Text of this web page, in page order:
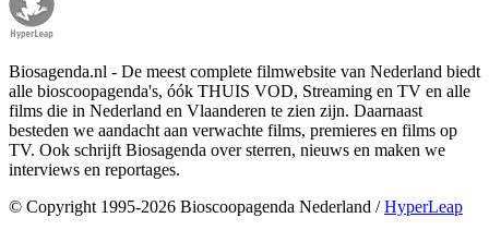
Biosagenda.nl - De meest complete filmwebsite van Nederland biedt
alle bioscoopagenda's, óók THUIS VOD, Streaming en TV en alle
films die in Nederland en Vlaanderen te zien zijn. Daarnaast
besteden we aandacht aan verwachte films, premieres en films op
TV. Ook schrijft Biosagenda over sterren, nieuws en maken we
interviews en reportages.
© Copyright 1995-2026 Bioscoopagenda Nederland /HyperLeap